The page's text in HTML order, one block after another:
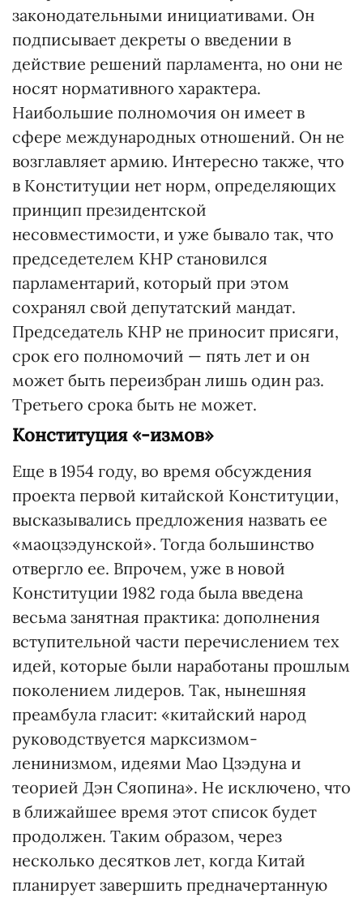
законодательными инициативами. Он
подписывает декреты о введении в
действие решений парламента, но они не
носят нормативного характера.
Наибольшие полномочия он имеет в
сфере международных отношений. Он не
возглавляет армию. Интересно также, что
в Конституции нет норм, определяющих
принцип президентской
несовместимости, и уже бывало так, что
председетелем КНР становился
парламентарий, который при этом
сохранял свой депутатский мандат.
Председатель КНР не приносит присяги,
срок его полномочий — пять лет и он
может быть переизбран лишь один раз.
Третьего срока быть не может.
Конституция «-измов»
Еще в 1954 году, во время обсуждения
проекта первой китайской Конституции,
высказывались предложения назвать ее
«маоцзэдунской». Тогда большинство
отвергло ее. Впрочем, уже в новой
Конституции 1982 года была введена
весьма занятная практика: дополнения
вступительной части перечислением тех
идей, которые были наработаны прошлым
поколением лидеров. Так, нынешняя
преамбула гласит: «китайский народ
руководствуется марксизмом-
ленинизмом, идеями Мао Цзэдуна и
теорией Дэн Сяопина». Не исключено, что
в ближайшее время этот список будет
продолжен. Таким образом, через
несколько десятков лет, когда Китай
планирует завершить предначертанную